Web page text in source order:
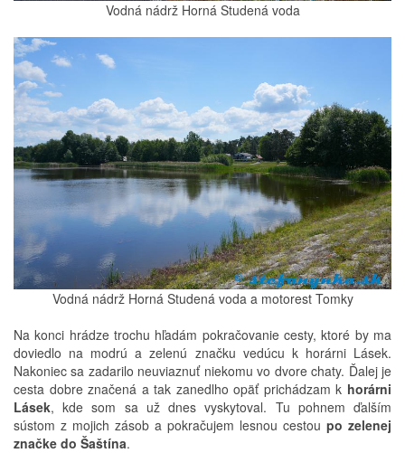
Vodná nádrž Horná Studená voda
Vodná nádrž Horná Studená voda a motorest Tomky
Na konci hrádze trochu hľadám pokračovanie cesty, ktoré by ma
doviedlo na modrú a zelenú značku vedúcu k horárni Lásek.
Nakoniec sa zadarilo neuviaznuť niekomu vo dvore chaty. Ďalej je
cesta dobre značená a tak zanedlho opäť prichádzam k horárni
Lásek, kde som sa už dnes vyskytoval. Tu pohnem ďalším
sústom z mojich zásob a pokračujem lesnou cestou po zelenej
značke do Šaštína.